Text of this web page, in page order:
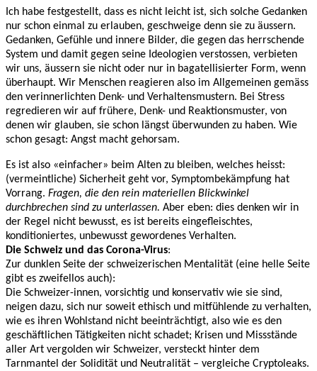
Ich habe festgestellt, dass es nicht leicht ist, sich solche Gedanken
nur schon einmal zu erlauben, geschweige denn sie zu äussern.
Gedanken, Gefühle und innere Bilder, die gegen das herrschende
System und damit gegen seine Ideologien verstossen, verbieten
wir uns, äussern sie nicht oder nur in bagatellisierter Form, wenn
überhaupt. Wir Menschen reagieren also im Allgemeinen gemäss
den verinnerlichten Denk- und Verhaltensmustern. Bei Stress
regredieren wir auf frühere, Denk- und Reaktionsmuster, von
denen wir glauben, sie schon längst überwunden zu haben. Wie
schon gesagt: Angst macht gehorsam.
Es ist also «einfacher» beim Alten zu bleiben, welches heisst:
(vermeintliche) Sicherheit geht vor, Symptombekämpfung hat
Vorrang. Fragen, die den rein materiellen Blickwinkel
durchbrechen sind zu unterlassen. Aber eben: dies denken wir in
der Regel nicht bewusst, es ist bereits eingefleischtes,
konditioniertes, unbewusst gewordenes Verhalten.
Die Schweiz und das Corona-Virus:
Zur dunklen Seite der schweizerischen Mentalität (eine helle Seite
gibt es zweifellos auch):
Die Schweizer-innen, vorsichtig und konservativ wie sie sind,
neigen dazu, sich nur soweit ethisch und mitfühlende zu verhalten,
wie es ihren Wohlstand nicht beeinträchtigt, also wie es den
geschäftlichen Tätigkeiten nicht schadet; Krisen und Missstände
aller Art vergolden wir Schweizer, versteckt hinter dem
Tarnmantel der Solidität und Neutralität – vergleiche Cryptoleaks.